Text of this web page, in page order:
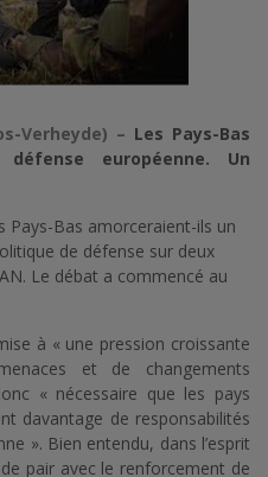
Verheyde) – Les Pays-Bas
européenne. Un
Pays-Bas amorceraient-ils un
de défense sur deux
Le débat a commencé au
à « une pression croissante
et de changements
« nécessaire que les pays
davantage de responsabilités
». Bien entendu, dans l’esprit
pair avec le renforcement de